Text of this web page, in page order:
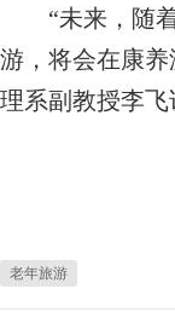
“未来，随着
游，将会在康
理系副教授李飞
老年旅游